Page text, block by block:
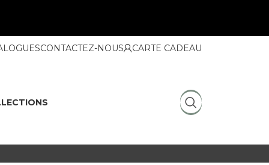
CONTACTEZ-NOUS CARTE CADEAU